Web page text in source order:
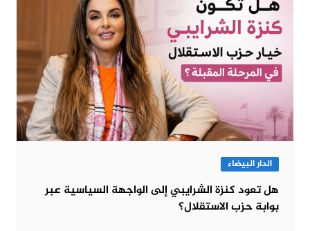
الدار البيضاء
هل تعود كنزة الشرايبي إلى الواجهة السياسية عبر
بوابة حزب الاستقلال؟